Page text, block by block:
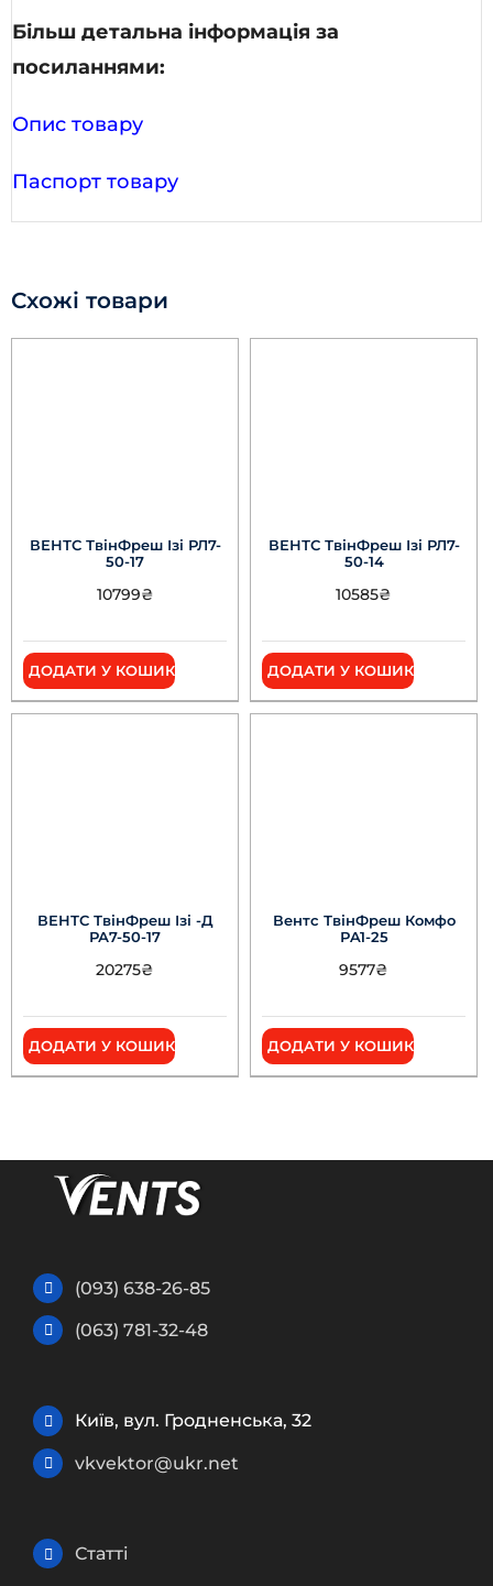
Більш детальна інформація за
посиланнями:
Опис товару
Паспорт товару
Схожі товари
ВЕНТС ТвінФреш Ізі РЛ7-
50-17
10799₴
ДОДАТИ У КОШИК
ВЕНТС ТвінФреш Ізі РЛ7-
50-14
10585₴
ДОДАТИ У КОШИК
ВЕНТС ТвінФреш Ізі -Д
РА7-50-17
20275₴
ДОДАТИ У КОШИК
Вентс ТвінФреш Комфо
РA1-25
9577₴
ДОДАТИ У КОШИК
(093) 638-26-85
(063) 781-32-48
Київ, вул. Гродненська, 32
vkvektor@ukr.net
Статті